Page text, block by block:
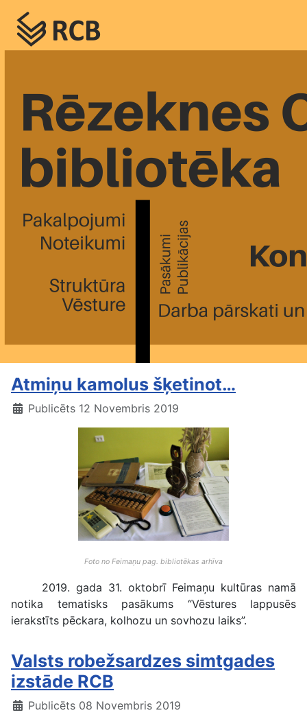
Atmiņu kamolus šķetinot…
Publicēts 12 Novembris 2019
Foto no Feimaņu pag. bibliotēkas arhīva
2019. gada 31. oktobrī Feimaņu kultūras namā
notika tematisks pasākums “Vēstures lappusēs
ierakstīts pēckara, kolhozu un sovhozu laiks”.
Valsts robežsardzes simtgades
izstāde RCB
Publicēts 08 Novembris 2019